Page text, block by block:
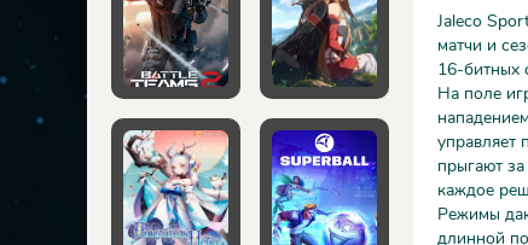
Jaleco
матчи и
16-битных
На поле
управляет
прыгают
каждое
Режимы
длинной